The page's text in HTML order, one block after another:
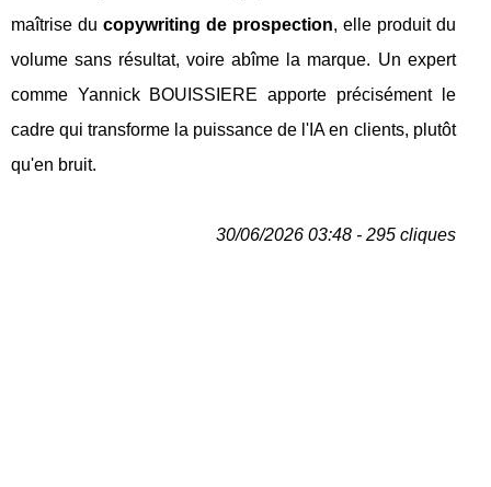
maîtrise du copywriting de prospection, elle produit du
volume sans résultat, voire abîme la marque. Un expert
comme Yannick BOUISSIERE apporte précisément le
cadre qui transforme la puissance de l'IA en clients, plutôt
qu'en bruit.
30/06/2026 03:48 - 295 cliques